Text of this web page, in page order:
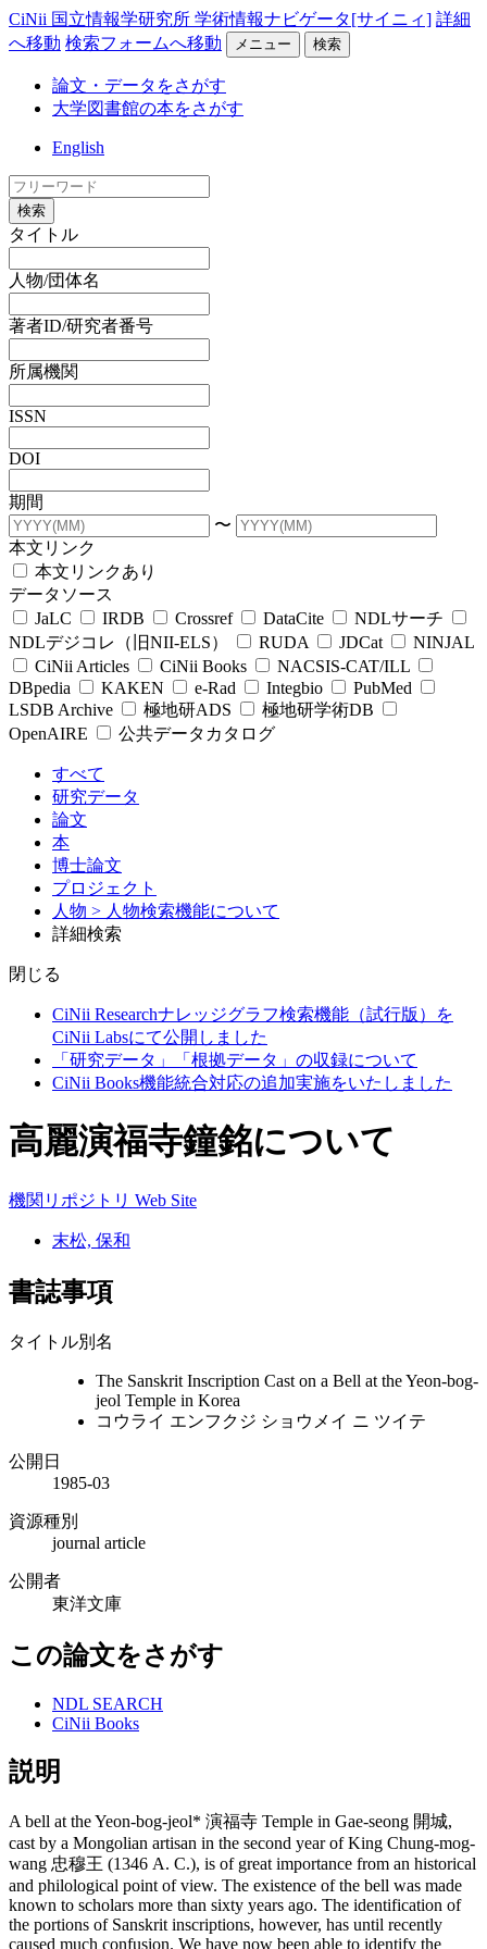
CiNii 国立情報学研究所 学術情報ナビゲータ[サイニィ] 詳細
へ移動 検索フォームへ移動 メニュー 検索
論文・データをさがす
大学図書館の本をさがす
English
検索
タイトル
人物/団体名
著者ID/研究者番号
所属機関
ISSN
DOI
期間
〜
本文リンク
本文リンクあり
データソース
JaLC
IRDB Crossref DataCite
NDLサーチ
NDLデジコレ（旧NII-ELS）
RUDA JDCat
NINJAL
CiNii Articles
CiNii Books
NACSIS-CAT/ILL
DBpedia
KAKEN e-Rad Integbio
PubMed
LSDB Archive
極地研ADS
極地研学術DB
OpenAIRE
公共データカタログ
すべて
研究データ
論文
本
博士論文
プロジェクト
人物 > 人物検索機能について
詳細検索
閉じる
CiNii Researchナレッジグラフ検索機能（試行版）を
CiNii Labsにて公開しました
「研究データ」「根拠データ」の収録について
CiNii Books機能統合対応の追加実施をいたしました
高麗演福寺鐘銘について
機関リポジトリ Web Site
末松, 保和
書誌事項
タイトル別名
The Sanskrit Inscription Cast on a Bell at the Yeon-bog-
jeol Temple in Korea
コウライ エンフクジ ショウメイ ニ ツイテ
公開日
1985-03
資源種別
journal article
公開者
東洋文庫
この論文をさがす
NDL SEARCH
CiNii Books
説明
A bell at the Yeon-bog-jeol* 演福寺 Temple in Gae-seong 開城,
cast by a Mongolian artisan in the second year of King Chung-mog-
wang 忠穆王 (1346 A. C.), is of great importance from an historical
and philological point of view. The existence of the bell was made
known to scholars more than sixty years ago. The identification of
the portions of Sanskrit inscriptions, however, has until recently
caused much confusion. We have now been able to identify the